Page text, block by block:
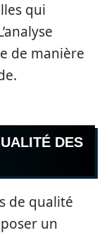
qui
de manière
DES
de qualité
un